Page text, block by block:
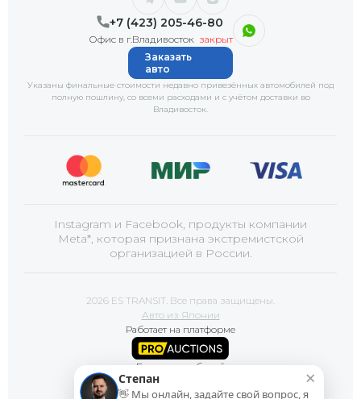
+7 (423) 205-46-80
Офис в г.Владивосток закрыт
Указаны финальные стоимости недавно привезённых автомобилей под
полную пошлину, со всеми расходами и с учётом доставки во
Владивосток.
Заказать
авто
Instagram и Facebook, продукты компании
Meta*, которая признана экстремистской
организацией в России.
2026 ES TRANSIT. Все права защищены.
Авто из Японии
Работает на платформе
Базы автомобилей ×
Степан
👋 Мы онлайн, задайте свой вопрос, я